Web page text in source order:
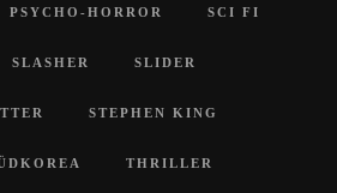
PSYCHO-HORROR SCI FI
SLASHER SLIDER
STEPHEN KING
THRILLER